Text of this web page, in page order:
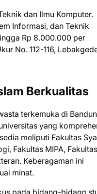
dan Ilmu Komputer.
Informasi, dan Teknik
Rp 8.000.000 per
No. 112-116,
Berkualitas
terkemuka di
yang
meliputi Fakultas
Fakultas MIPA, Fakultas
Keberagaman ini
minat.
pada bidang-bidang